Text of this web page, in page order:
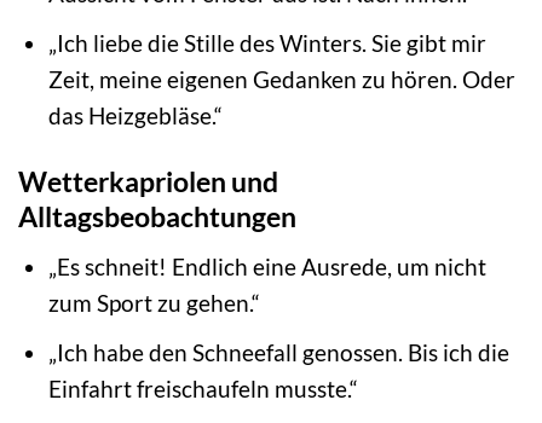
„Ich liebe die Stille des Winters. Sie gibt mir
Zeit, meine eigenen Gedanken zu hören. Oder
das Heizgebläse.“
Wetterkapriolen und
Alltagsbeobachtungen
„Es schneit! Endlich eine Ausrede, um nicht
zum Sport zu gehen.“
„Ich habe den Schneefall genossen. Bis ich die
Einfahrt freischaufeln musste.“